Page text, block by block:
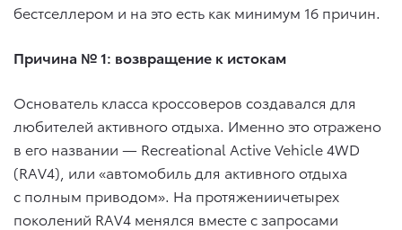
бестселлером и на это есть как минимум 16 причин.
Причина № 1: возвращение к истокам
Основатель класса кроссоверов создавался для
любителей активного отдыха. Именно это отражено
в его названии — Recreational Active Vehicle 4WD
(RAV4), или «автомобиль для активного отдыха
с полным приводом». На протяжениичетырех
поколений RAV4 менялся вместе с запросами